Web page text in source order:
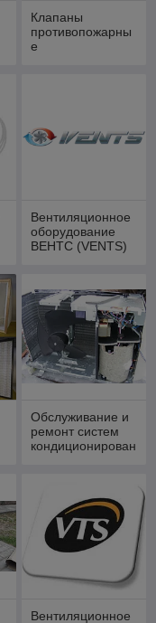
Клапаны
противопожарны
е
Вентиляционное
оборудование
ВЕНТС (VENTS)
Обслуживание и
ремонт систем
кондиционирован
Вентиляционное